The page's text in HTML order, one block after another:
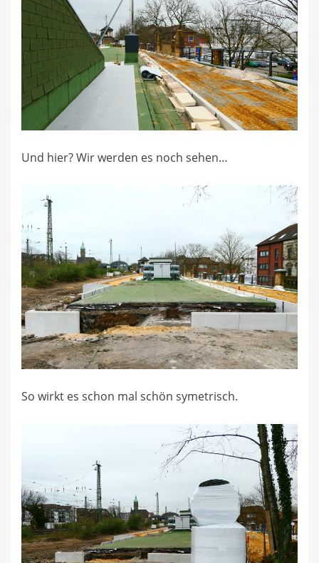
Und hier? Wir werden es noch sehen…
So wirkt es schon mal schön symetrisch.